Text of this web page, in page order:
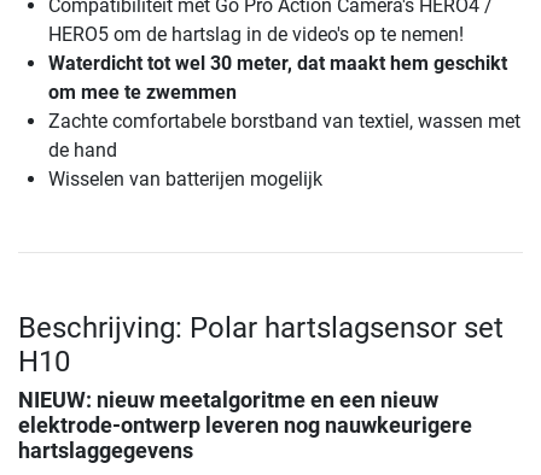
Compatibiliteit met Go Pro Action Camera's HERO4 /
HERO5 om de hartslag in de video's op te nemen!
Waterdicht tot wel 30 meter, dat maakt hem geschikt
om mee te zwemmen
Zachte comfortabele borstband van textiel, wassen met
de hand
Wisselen van batterijen mogelijk
Beschrijving: Polar hartslagsensor set
H10
NIEUW: nieuw meetalgoritme en een nieuw
elektrode-ontwerp leveren nog nauwkeurigere
hartslaggegevens